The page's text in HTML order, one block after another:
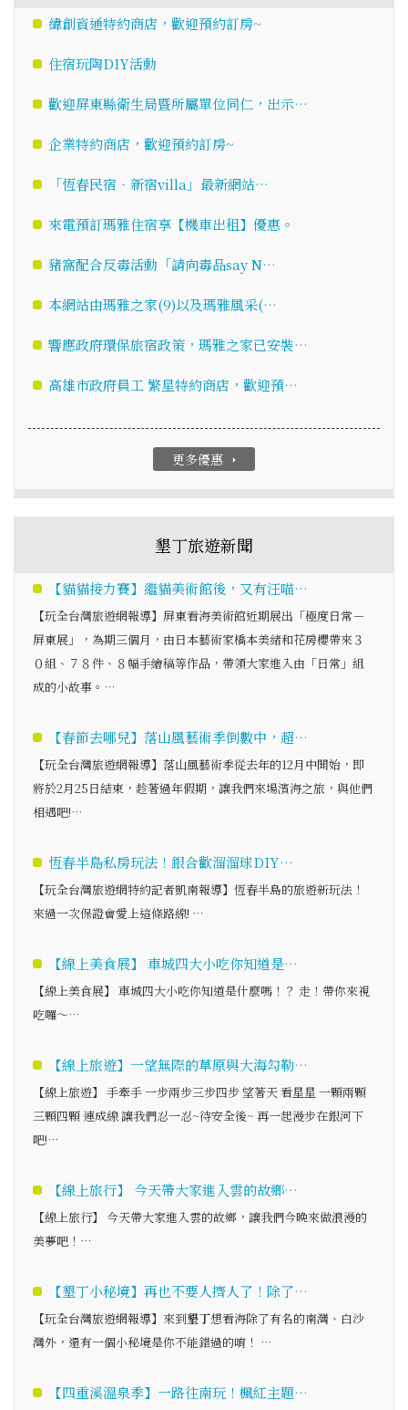
緯創資通特約商店，歡迎預約訂房~
住宿玩陶DIY活動
歡迎屏東縣衛生局暨所屬單位同仁，出示…
企業特約商店，歡迎預約訂房~
「恆春民宿‧新宿villa」最新網站…
來電預訂瑪雅住宿享【機車出租】優惠。
豬窩配合反毒活動「請向毒品say N…
本網站由瑪雅之家(9)以及瑪雅風采(…
響應政府環保旅宿政策，瑪雅之家已安裝…
高雄市政府員工 繁星特約商店，歡迎預…
更多優惠 arrow_right
墾丁旅遊新聞
【貓貓接力賽】繼貓美術館後，又有汪喵…
【玩全台灣旅遊網報導】屏東看海美術館近期展出「極度日常－
屏東展」，為期三個月，由日本藝術家橋本美緒和花房櫻帶來３
０組、７８件、８幅手繪稿等作品，帶領大家進入由「日常」組
成的小故事。…
【春節去哪兒】落山風藝術季倒數中，超…
【玩全台灣旅遊網報導】落山風藝術季從去年的12月中開始，即
將於2月25日結束，趁著過年假期，讓我們來場濱海之旅，與他們
相遇吧!…
恆春半島私房玩法！銀合歡溜溜球DIY…
【玩全台灣旅遊網特約記者凱南報導】恆春半島的旅遊新玩法！
來過一次保證會愛上這條路線! …
【線上美食展】 車城四大小吃你知道是…
【線上美食展】 車城四大小吃你知道是什麼嗎！？ 走！帶你來視
吃囉～…
【線上旅遊】一望無際的草原與大海勾勒…
【線上旅遊】 手牽手 一步兩步三步四步 望著天 看星星 一顆兩顆
三顆四顆 連成線 讓我們忍一忍~待安全後~ 再一起漫步在銀河下
吧!…
【線上旅行】 今天帶大家進入雲的故鄉…
【線上旅行】 今天帶大家進入雲的故鄉，讓我們今晚來做浪漫的
美夢吧！…
【墾丁小秘境】再也不要人擠人了！除了…
【玩全台灣旅遊網報導】來到墾丁想看海除了有名的南灣、白沙
灣外，還有一個小秘境是你不能錯過的唷！ …
【四重溪溫泉季】一路往南玩！楓紅主題…